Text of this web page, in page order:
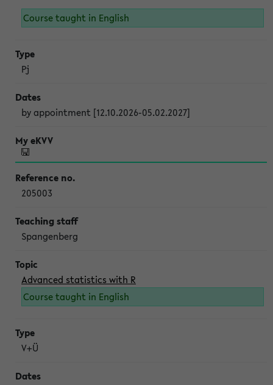
Course taught in English
Pj
by appointment [12.10.2026-05.02.2027]
205003
Spangenberg
Advanced statistics with R
Course taught in English
V+Ü